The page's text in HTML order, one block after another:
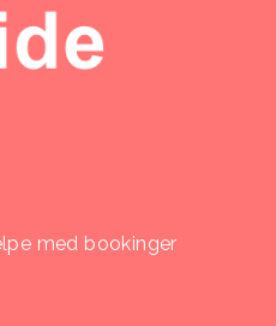
med bookinger